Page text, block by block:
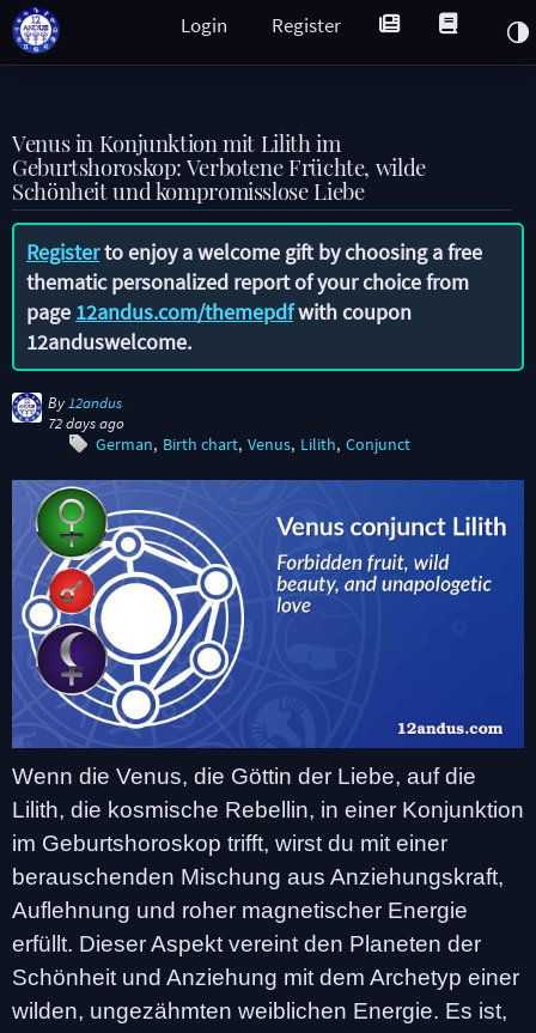
Register
Login
Venus in Konjunktion mit Lilith im
Geburtshoroskop: Verbotene Früchte, wilde
Schönheit und kompromisslose Liebe
Registerto enjoy a welcome gift by choosing a free
thematic personalized report of your choice from
page 12andus.com/themepdfwith coupon
12anduswelcome.
By 12andus
72 days ago
German Birth chart Venus Lilith Conjunct
Wenn die Venus, die Göttin der Liebe, auf die
Lilith, die kosmische Rebellin, in einer Konjunktion
im Geburtshoroskop trifft, wirst du mit einer
berauschenden Mischung aus Anziehungskraft,
Auflehnung und roher magnetischer Energie
erfüllt. Dieser Aspekt vereint den Planeten der
Schönheit und Anziehung mit dem Archetyp einer
wilden, ungezähmten weiblichen Energie. Es ist,